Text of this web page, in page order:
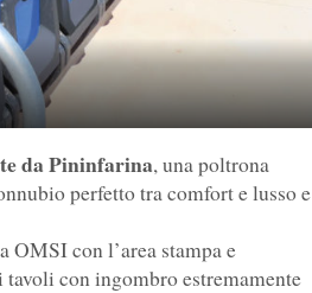
da Pininfarina, una poltrona
perfetto tra comfort e lusso e
OMSI con l’area stampa e
con ingombro estremamente